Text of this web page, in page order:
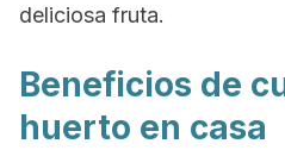
deliciosa fruta.
Beneficios de
huerto en casa